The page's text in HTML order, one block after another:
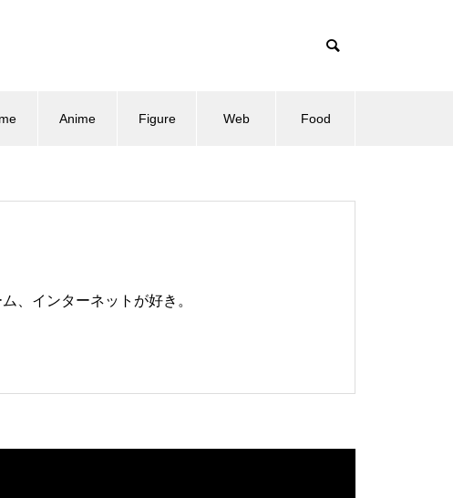
Anime Figure Web Food
、インターネットが好き。